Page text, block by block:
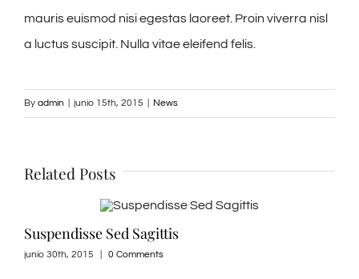
mauris euismod nisi egestas laoreet. Proin viverra nisl
a luctus suscipit. Nulla vitae eleifend felis.
By admin junio 15th, 2015 News
Related Posts
Suspendisse Sed Sagittis
junio 30th, 2015 0 Comments